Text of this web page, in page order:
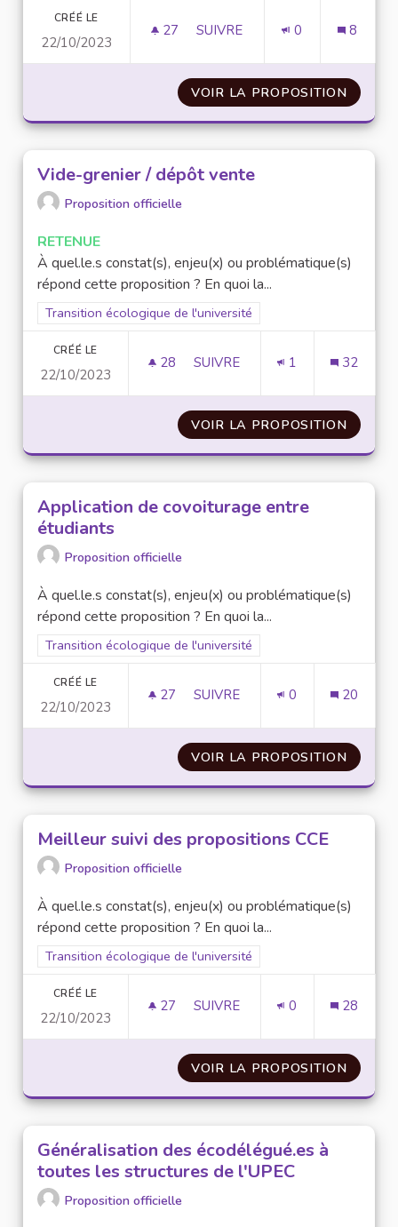
CRÉÉ LE
22/10/2023
27 27 ABONNÉS
SUIVRE 0 8
VOIR LA PROPOSITION
Vide-grenier / dépôt vente
Proposition officielle
RETENUE
À quel.le.s constat(s), enjeu(x) ou problématique(s)
répond cette proposition ? En quoi la...
Filtrer les résultats pour le secteur : Transition écologique
Transition écologique de l'université
CRÉÉ LE
22/10/2023
28 28 ABONNÉS
SUIVRE 1 32
VOIR LA PROPOSITION VIDE-
Application de covoiturage entre
étudiants
Proposition officielle
À quel.le.s constat(s), enjeu(x) ou problématique(s)
répond cette proposition ? En quoi la...
Filtrer les résultats pour le secteur : Transition écologique
Transition écologique de l'université
CRÉÉ LE
22/10/2023
27 27 ABONNÉS
SUIVRE 0 20
VOIR LA PROPOSITION
Meilleur suivi des propositions CCE
Proposition officielle
À quel.le.s constat(s), enjeu(x) ou problématique(s)
répond cette proposition ? En quoi la...
Filtrer les résultats pour le secteur : Transition écologique
Transition écologique de l'université
CRÉÉ LE
22/10/2023
27 27 ABONNÉS
SUIVRE 0 28
VOIR LA PROPOSITION
Généralisation des écodélégué.es à
toutes les structures de l'UPEC
Proposition officielle